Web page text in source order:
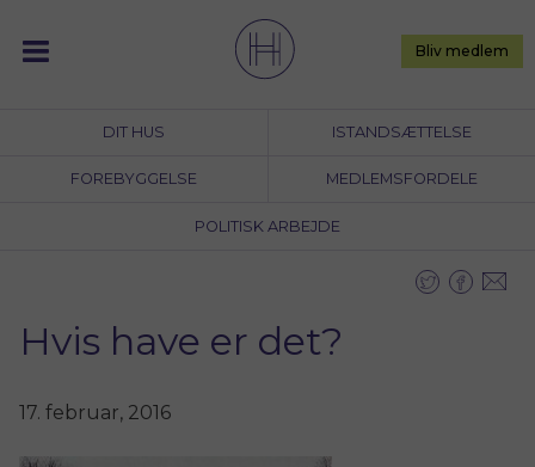
content
DIT HUS ISTANDSÆTTELSE
FOREBYGGELSE MEDLEMSFORDELE
POLITISK ARBEJDE
Bliv medlem
Hvis have er det?
17. februar, 2016